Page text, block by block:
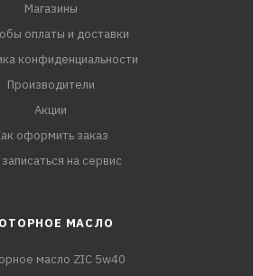
Магазины
оплаты и доставки
конфиденциальности
Производители
Акции
оформить заказ
на сервис
МАСЛО
масло ZIC 5w40